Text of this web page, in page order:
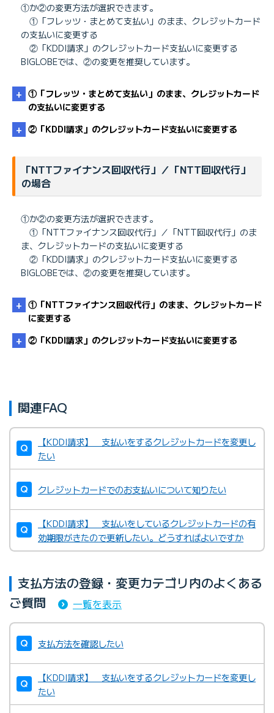
①か②の変更方法が選択できます。
①「フレッツ・まとめて支払い」のまま、クレジットカード
の支払いに変更する
②「KDDI請求」のクレジットカード支払いに変更する
BIGLOBEでは、②の変更を推奨しています。
①「フレッツ・まとめて支払い」のまま、クレジットカード
の支払いに変更する
日本 提供］
NTT西日本のWeb明細サービス 「Myビリング」［NTT西
日本 提供］
②「KDDI請求」のクレジットカード支払いに変更する
「NTTファイナンス回収代行」／「NTT回収代行」
の場合
①か②の変更方法が選択できます。
①「NTTファイナンス回収代行」／「NTT回収代行」のま
ま、クレジットカードの支払いに変更する
②「KDDI請求」のクレジットカード支払いに変更する
BIGLOBEでは、②の変更を推奨しています。
①「NTTファイナンス回収代行」のまま、クレジットカード
に変更する
②「KDDI請求」のクレジットカード支払いに変更する
関連FAQ
【KDDI請求】 支払いをするクレジットカードを変更し
たい
クレジットカードでのお支払いについて知りたい
【KDDI請求】 支払いをしているクレジットカードの有
効期限がきたので更新したい。どうすればよいですか
支払方法の登録・変更カテゴリ内のよくある
ご質問
一覧を表示
支払方法を確認したい
【KDDI請求】 支払いをするクレジットカードを変更し
たい